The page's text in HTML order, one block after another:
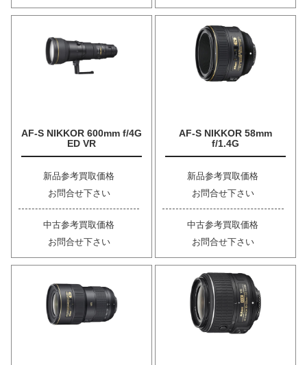
AF-S NIKKOR 600mm f/4G
ED VR
新品参考買取価格
お問合せ下さい
中古参考買取価格
お問合せ下さい
AF-S NIKKOR 58mm
f/1.4G
新品参考買取価格
お問合せ下さい
中古参考買取価格
お問合せ下さい